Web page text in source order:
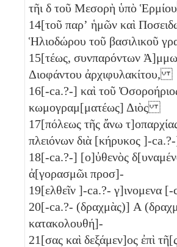
τῆι δ τοῦ Μεσορὴ ὑπὸ
14[τοῦ παρʼ ἡμῶν καὶ
Ἡλιοδώρου τοῦ βασιλικοῦ
15[τέως, συνπαρόντων
Διοφάντου ἀρχιφυλακίτου,
16[-ca.?-] καὶ τοῦ
κωμογραμ[ματέως] Διὸς
17[πόλεως τῆς ἄνω
πλειόνων διὰ [κήρυκος ]-
18[-ca.?-] [ο]ὐθενὸς
ἀ[γορασμῶι προσ]-
19[ελθεῖν ]-ca.?-
20[-ca.?- (δραχμὰς)] Α
κατακολουθή]-
21[σας καὶ δεξάμεν]ος ἐπὶ